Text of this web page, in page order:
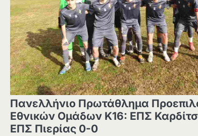
Πανελλήνιο Πρωτάθλημα
Εθνικών Ομάδων Κ16: ΕΠΣ
ΕΠΣ Πιερίας 0-0